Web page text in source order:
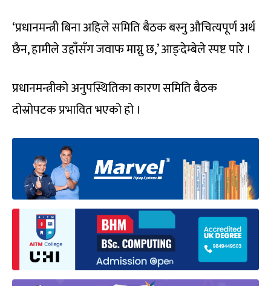
‘प्रधानमन्त्री बिना अहिले समिति बैठक बस्नु औचित्यपूर्ण अर्थ
छैन, हामीले उहाँसँग जवाफ माग्नु छ,’ आङ्देम्बेले स्पष्ट पारे ।
प्रधानमन्त्रीको अनुपस्थितिका कारण समिति बैठक
दोस्रोपटक प्रभावित भएको हो ।